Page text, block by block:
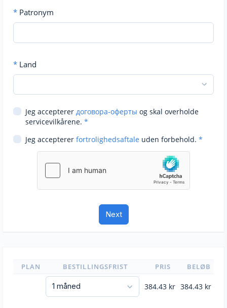
* Patronym
* Land
Jeg accepterer договора-оферты og skal overholde
servicevilkårene. *
Jeg accepterer fortrolighedsaftale uden forbehold. *
PLAN BESTILLINGSFRIST PRIS BELØB
384.43 kr 384.43 kr